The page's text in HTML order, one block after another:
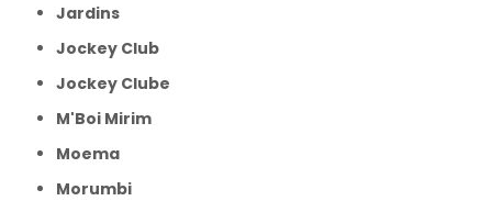
Jardins
Jockey Club
Jockey Clube
M'Boi Mirim
Moema
Morumbi